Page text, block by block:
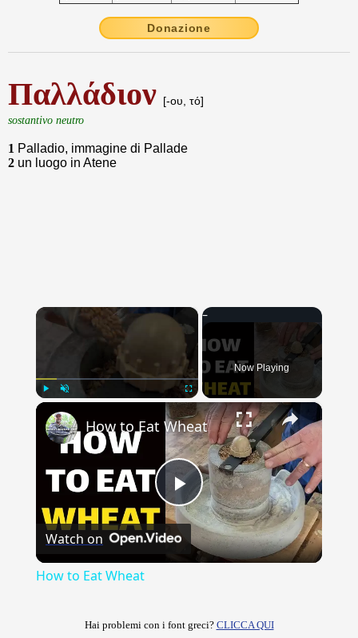
Donazione
Παλλάδιον [-ου, τό]
sostantivo neutro
1 Palladio, immagine di Pallade
2 un luogo in Atene
×
Fullscreen
Now Playing
×
Play
Video
How to Eat Wheat
Watch on
How to Eat Wheat
Hai problemi con i font greci? CLICCA QUI